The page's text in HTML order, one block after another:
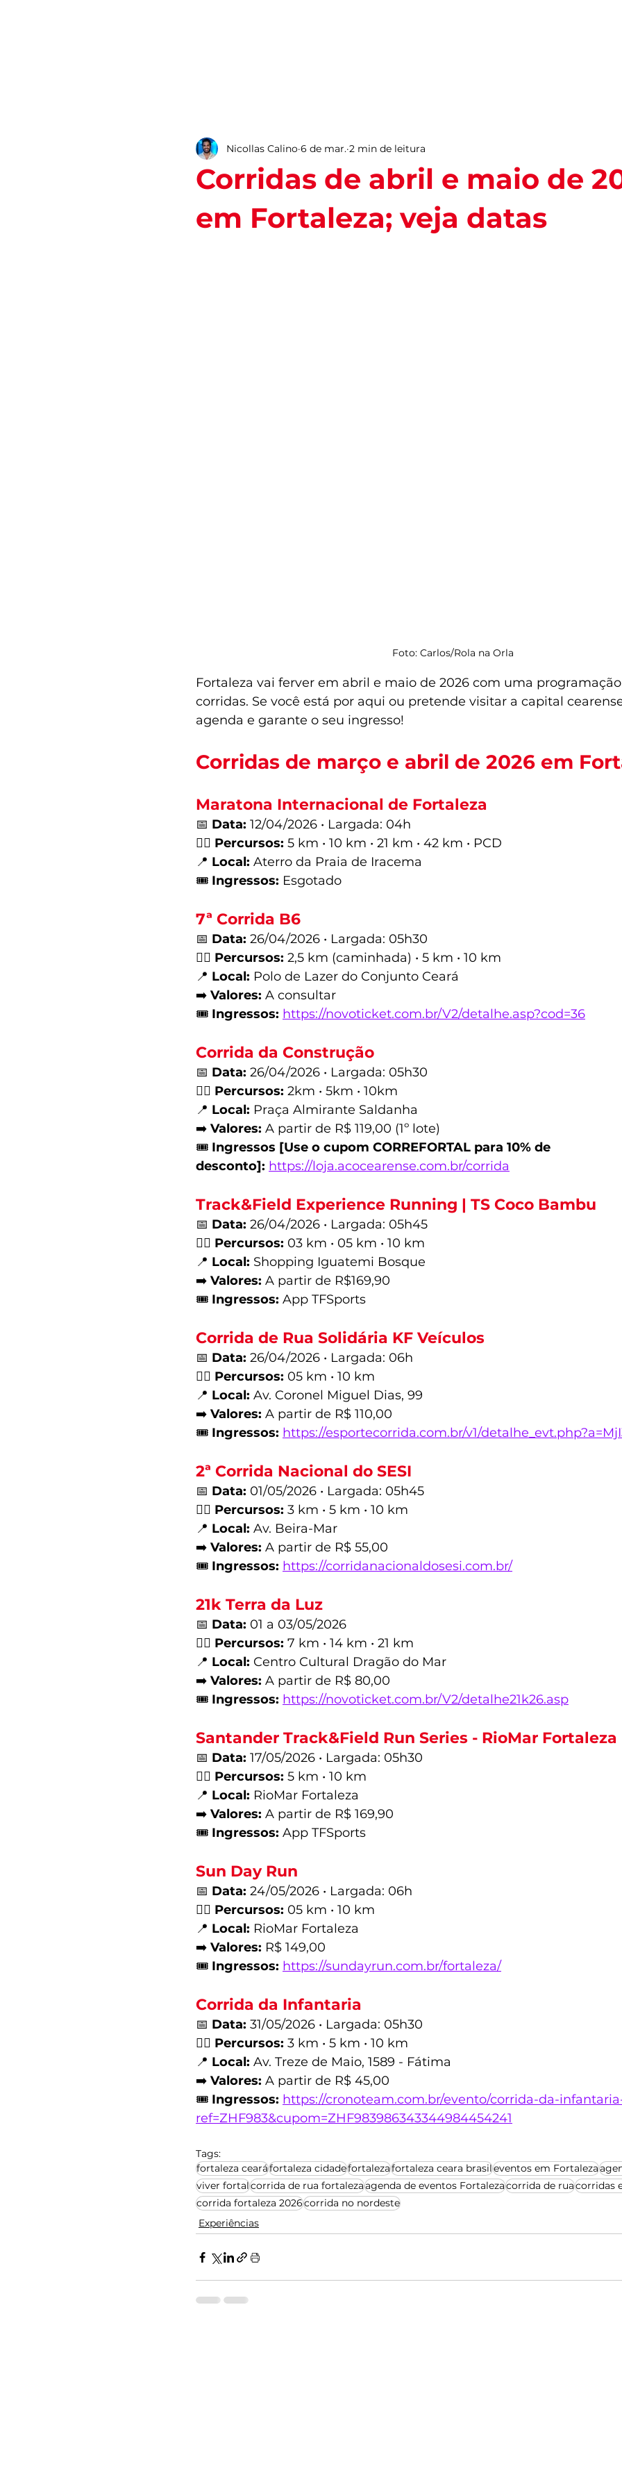
Corridas de abril e maio de
em Fortaleza; veja datas
Nicollas Calino 6 de mar. 2 min de leitura
Foto: Carlos/Rola na Orla
Fortaleza vai ferver em abril e maio de 2026 com uma
corridas. Se você está por aqui ou pretende visitar a capital
agenda e garante o seu ingresso!
Corridas de março e abril de 2026 em
Maratona Internacional de Fortaleza
📅 Data: 12/04/2026 • Largada: 04h
🏃‍♂️ Percursos: 5 km • 10 km • 21 km • 42 km • PCD
📍 Local: Aterro da Praia de Iracema
🎟️ Ingressos: Esgotado
7ª Corrida B6
📅 Data: 26/04/2026 • Largada: 05h30
🏃‍♂️ Percursos: 2,5 km (caminhada) • 5 km • 10 km
📍 Local: Polo de Lazer do Conjunto Ceará
➡️ Valores: A consultar
🎟️ Ingressos: https://novoticket.com.br/V2/detalhe.asp?cod=36
Corrida da Construção
📅 Data: 26/04/2026 • Largada: 05h30
🏃‍♂️ Percursos: 2km • 5km • 10km
📍 Local: Praça Almirante Saldanha
➡️ Valores: A partir de R$ 119,00 (1º lote)
🎟️ Ingressos [Use o cupom CORREFORTAL para 10% de
desconto]: https://loja.acocearense.com.br/corrida
Track&Field Experience Running | TS Coco Bambu
📅 Data: 26/04/2026 • Largada: 05h45
🏃‍♂️ Percursos: 03 km • 05 km • 10 km
📍 Local: Shopping Iguatemi Bosque
➡️ Valores: A partir de R$169,90
🎟️ Ingressos: App TFSports
Corrida de Rua Solidária KF Veículos
📅 Data: 26/04/2026 • Largada: 06h
🏃‍♂️ Percursos: 05 km • 10 km
📍 Local: Av. Coronel Miguel Dias, 99
➡️ Valores: A partir de R$ 110,00
🎟️ Ingressos: https://esportecorrida.com.br/v1/
2ª Corrida Nacional do SESI
📅 Data: 01/05/2026 • Largada: 05h45
🏃‍♂️ Percursos: 3 km • 5 km • 10 km
📍 Local: Av. Beira-Mar
➡️ Valores: A partir de R$ 55,00
🎟️ Ingressos: https://corridanacionaldosesi.com.br/
21k Terra da Luz
📅 Data: 01 a 03/05/2026
🏃‍♂️ Percursos: 7 km • 14 km • 21 km
📍 Local: Centro Cultural Dragão do Mar
➡️ Valores: A partir de R$ 80,00
🎟️ Ingressos: https://novoticket.com.br/V2/detalhe21k26.asp
Santander Track&Field Run Series - RioMar Fortaleza
📅 Data: 17/05/2026 • Largada: 05h30
🏃‍♂️ Percursos: 5 km • 10 km
📍 Local: RioMar Fortaleza
➡️ Valores: A partir de R$ 169,90
🎟️ Ingressos: App TFSports
Sun Day Run
📅 Data: 24/05/2026 • Largada: 06h
🏃‍♂️ Percursos: 05 km • 10 km
📍 Local: RioMar Fortaleza
➡️ Valores: R$ 149,00
🎟️ Ingressos: https://sundayrun.com.br/fortaleza/
Corrida da Infantaria
📅 Data: 31/05/2026 • Largada: 05h30
🏃‍♂️ Percursos: 3 km • 5 km • 10 km
📍 Local: Av. Treze de Maio, 1589 - Fátima
➡️ Valores: A partir de R$ 45,00
🎟️ Ingressos: https://cronoteam.com.br/evento/corrida-da-
ref=ZHF983&cupom=ZHF983986343344984454241
Tags:
fortaleza cearáfortaleza cidadefortalezafortaleza ceara brasileventos em Fortaleza
viver fortalcorrida de rua fortalezaagenda de eventos Fortalezacorrida de ruacorridas
corrida fortaleza 2026corrida no nordeste
Experiências